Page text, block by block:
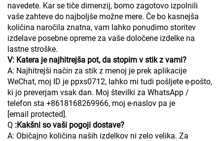
navedete. Kar se tiče dimenzij, bomo zagotovo izpolnili
vaše zahteve do najboljše možne mere. Če bo kasnejša
količina naročila znatna, vam lahko ponudimo storitev
izdelave posebne opreme za vaše določene izdelke na
lastne stroške.
V: Katera je najhitrejša pot, da stopim v stik z vami?
A: Najhitrejši način za stik z menoj je prek aplikacije
WeChat, moj ID je ppxs0712, lahko mi tudi pošljete e-pošto,
ki jo preverjam vsak dan. Moj številki za WhatsApp /
telefon sta +8618168269966, moj e-naslov pa je
[email protected].
Q :Kakšni so vaši pogoji dostave?
A: Običajno količina naših izdelkov ni zelo velika. Za